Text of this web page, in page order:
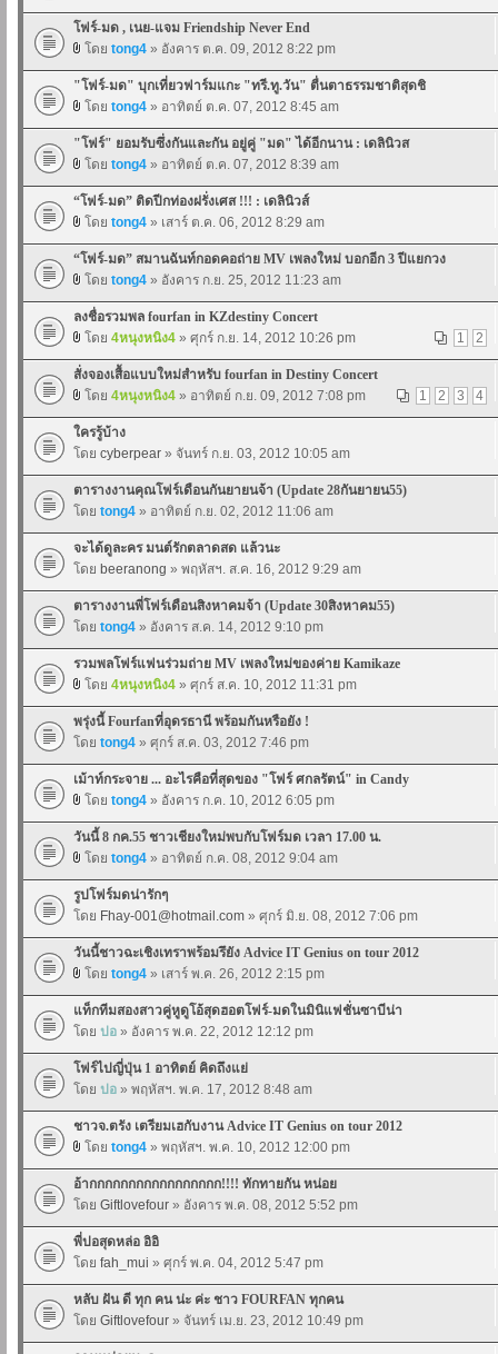
โฟร์-มด , เนย-แจม Friendship Never End
โดย tong4 » อังคาร ต.ค. 09, 2012 8:22 pm
"โฟร์-มด" บุกเที่ยวฟาร์มแกะ "ทรี.ทู.วัน" ตื่นตาธรรมชาติสุดชิ
โดย tong4 » อาทิตย์ ต.ค. 07, 2012 8:45 am
"โฟร์" ยอมรับซึ่งกันและกัน อยู่คู่ "มด" ได้อีกนาน : เดลินิวส
โดย tong4 » อาทิตย์ ต.ค. 07, 2012 8:39 am
“โฟร์-มด” ติดปีกท่องฝรั่งเศส !!! : เดลินิวส์
โดย tong4 » เสาร์ ต.ค. 06, 2012 8:29 am
“โฟร์-มด” สมานฉันท์กอดคอถ่าย MV เพลงใหม่ บอกอีก 3 ปีแยกวง
โดย tong4 » อังคาร ก.ย. 25, 2012 11:23 am
ลงชื่อรวมพล fourfan in KZdestiny Concert
1
2
โดย 4หนุงหนิง4 » ศุกร์ ก.ย. 14, 2012 10:26 pm
สั่งจองเสื้อแบบใหม่สำหรับ fourfan in Destiny Concert
1
2 3 4
โดย 4หนุงหนิง4 » อาทิตย์ ก.ย. 09, 2012 7:08 pm
ใครรู้บ้าง
โดย cyberpear » จันทร์ ก.ย. 03, 2012 10:05 am
ตารางงานคุณโฟร์เดือนกันยายนจ้า (Update 28กันยายน55)
โดย tong4 » อาทิตย์ ก.ย. 02, 2012 11:06 am
จะได้ดูละคร มนต์รักตลาดสด แล้วนะ
โดย beeranong » พฤหัสฯ. ส.ค. 16, 2012 9:29 am
ตารางงานพี่โฟร์เดือนสิงหาคมจ้า (Update 30สิงหาคม55)
โดย tong4 » อังคาร ส.ค. 14, 2012 9:10 pm
รวมพลโฟร์แฟนร่วมถ่าย MV เพลงใหม่ของค่าย Kamikaze
โดย 4หนุงหนิง4 » ศุกร์ ส.ค. 10, 2012 11:31 pm
พรุ่งนี้ Fourfanที่อุดรธานี พร้อมกันหรือยัง !
โดย tong4 » ศุกร์ ส.ค. 03, 2012 7:46 pm
เม้าท์กระจาย ... อะไรคือที่สุดของ "โฟร์ ศกลรัตน์" in Candy
โดย tong4 » อังคาร ก.ค. 10, 2012 6:05 pm
วันนี้ 8 กค.55 ชาวเชียงใหม่พบกับโฟร์มด เวลา 17.00 น.
โดย tong4 » อาทิตย์ ก.ค. 08, 2012 9:04 am
รูปโฟร์มดน่ารักๆ
โดย Fhay-001@hotmail.com » ศุกร์ มิ.ย. 08, 2012 7:06 pm
วันนี้ชาวฉะเชิงเทราพร้อมรึยัง Advice IT Genius on tour 2012
โดย tong4 » เสาร์ พ.ค. 26, 2012 2:15 pm
แท็กทีมสองสาวคู่หูดูโอ้สุดฮอตโฟร์-มดในมินิแฟชั่นซาบีน่า
โดย ปอ » อังคาร พ.ค. 22, 2012 12:12 pm
โฟร์ไปญี่ปุ่น 1 อาทิตย์ คิดถึงแย่
โดย ปอ » พฤหัสฯ. พ.ค. 17, 2012 8:48 am
ชาวจ.ตรัง เตรียมเฮกับงาน Advice IT Genius on tour 2012
โดย tong4 » พฤหัสฯ. พ.ค. 10, 2012 12:00 pm
อ้ากกกกกกกกกกกกกกกกก!!!! ทักทายกัน หน่อย
โดย Giftlovefour » อังคาร พ.ค. 08, 2012 5:52 pm
พี่ปอสุดหล่อ อิอิ
โดย fah_mui » ศุกร์ พ.ค. 04, 2012 5:47 pm
หลับ ฝัน ดี ทุก คน น่ะ ค่ะ ชาว FOURFAN ทุกคน
โดย Giftlovefour » จันทร์ เม.ย. 23, 2012 10:49 pm